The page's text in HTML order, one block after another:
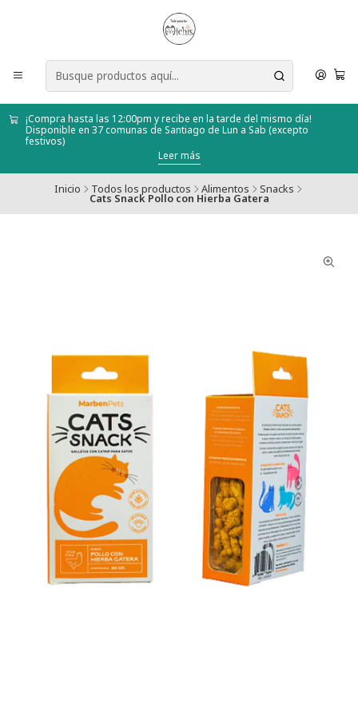
¡Compra hasta las 12:00pm y recibe en la tarde del mismo día!
Disponible en 37 comunas de Santiago de Lun a Sab (excepto
festivos)
Leer más
Inicio Todos los productos Alimentos Snacks
Cats Snack Pollo con Hierba Gatera